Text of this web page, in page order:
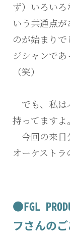
ず）いろい
いう共通点
のが始まり
ジシャンであ
（笑）
でも、私は
持ってますよ。
今回の来日
オーケストラ
●FGL
フさんの